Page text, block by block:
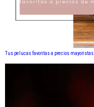
Tus pelucas favoritas a precios mayoristas